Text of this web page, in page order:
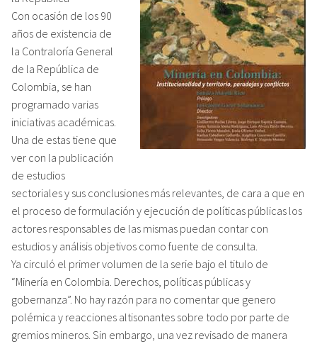
Con ocasión de los 90
años de existencia de
la Contraloría General
de la República de
Colombia, se han
programado varias
iniciativas académicas.
Una de estas tiene que
ver con la publicación
de estudios
sectoriales y sus conclusiones más relevantes, de cara a que en
el proceso de formulación y ejecución de políticas públicas los
actores responsables de las mismas puedan contar con
estudios y análisis objetivos como fuente de consulta.
Ya circuló el primer volumen de la serie bajo el titulo de
“Minería en Colombia. Derechos, políticas públicas y
gobernanza”. No hay razón para no comentar que genero
polémica y reacciones altisonantes sobre todo por parte de
gremios mineros. Sin embargo, una vez revisado de manera